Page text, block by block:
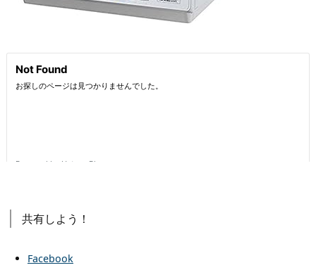
共有しよう！
Facebook